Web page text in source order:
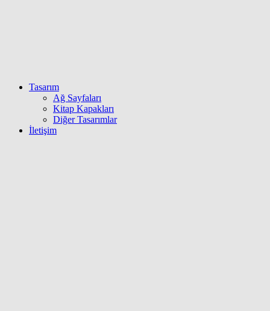
Tasarım
Ağ Sayfaları
Kitap Kapakları
Diğer Tasarımlar
İletişim